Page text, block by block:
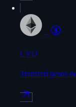
→
CVU
Transferí pesos